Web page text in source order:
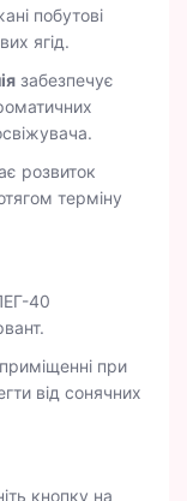
побутові
ягід.
забезпечує
розвиток
терміну
40
при
від сонячних
кнопку на